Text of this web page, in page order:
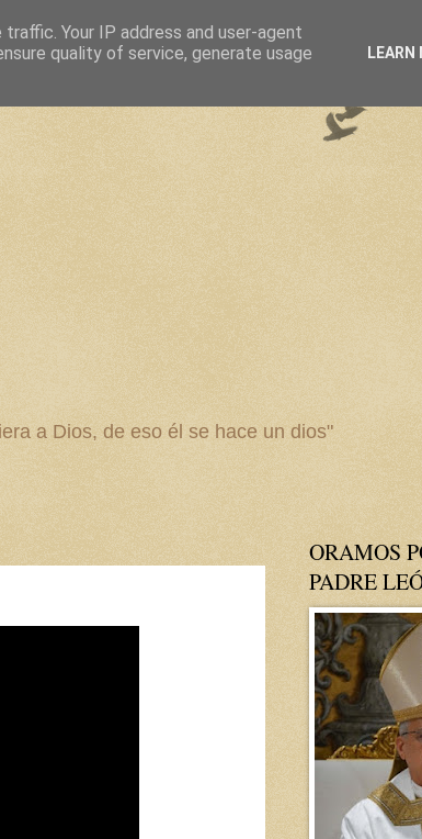
a Dios, de eso él se hace un dios"
ORAMOS
PADRE
Your IP address and user-agent
quality of service, generate usage
LEARN